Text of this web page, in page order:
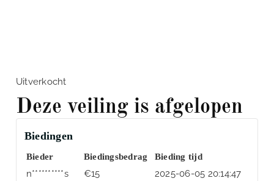
Uitverkocht
Deze veiling is afgelopen
Biedingen
Bieder Biedingsbedrag Bieding tijd
n**********s €15
2025-06-05 20:14:47